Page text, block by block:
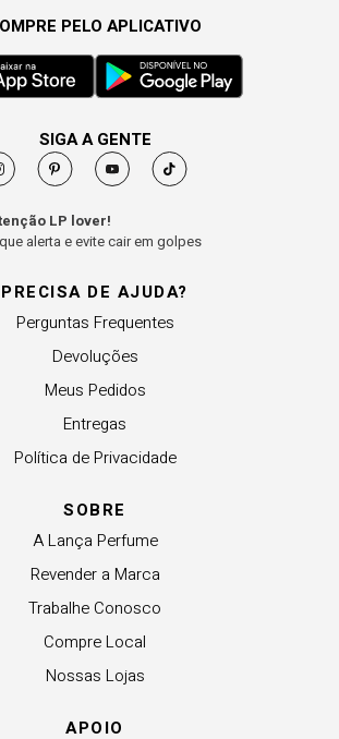
PRECISA DE AJUDA?
Perguntas Frequentes
Devoluções
Meus Pedidos
Entregas
Política de Privacidade
SOBRE
A Lança Perfume
Revender a Marca
Trabalhe Conosco
Compre Local
Nossas Lojas
APOIO
PELO APLICATIVO
SIGA A GENTE
LP lover!
alerta e evite cair em golpes